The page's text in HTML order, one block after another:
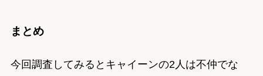
まとめ
今回調査してみるとキャイーンの2人は不仲でな